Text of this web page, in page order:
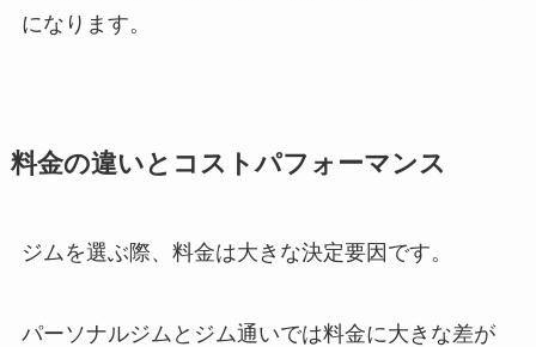
になります。
料金の違いとコストパフォーマンス
ジムを選ぶ際、料金は大きな決定要因です。
パーソナルジムとジム通いでは料金に大きな差が